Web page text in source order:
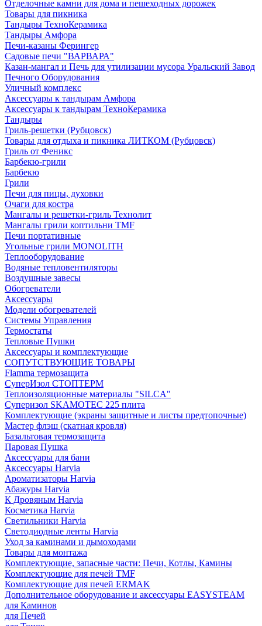
Отделочные камни для дома и пешеходных дорожек
Товары для пикника
Тандыры ТехноКерамика
Тандыры Амфора
Печи-казаны Ферингер
Садовые печи "ВАРВАРА"
Казан-мангал и Печь для утилизации мусора Уральский Завод
Печного Оборудования
Уличный комплекс
Аксессуары к тандырам Амфора
Аксессуары к тандырам ТехноКерамика
Тандыры
Гриль-решетки (Рубцовск)
Товары для отдыха и пикника ЛИТКОМ (Рубцовск)
Гриль от Феникс
Барбекю-грили
Барбекю
Грили
Печи для пицы, духовки
Очаги для костра
Мангалы и решетки-гриль Технолит
Мангалы грили коптильни TMF
Печи портативные
Угольные грили MONOLITH
Теплооборудование
Водяные тепловентиляторы
Воздушные завесы
Обогреватели
Аксессуары
Модели обогревателей
Системы Управления
Термостаты
Тепловые Пушки
Аксессуары и комплектующие
СОПУТСТВУЮЩИЕ ТОВАРЫ
Flamma термозащита
СуперИзол СТОПТЕРМ
Теплоизоляционные материалы "SILCA"
Суперизол SKAMOTEC 225 плита
Комплектующие (экраны защитные и листы предтопочные)
Мастер флэш (скатная кровля)
Базальтовая термозащита
Паровая Пушка
Аксессуары для бани
Аксессуары Harvia
Ароматизаторы Harvia
Абажуры Harvia
К Дровяным Harvia
Косметика Harvia
Светильники Harvia
Светодиодные ленты Harvia
Уход за каминами и дымоходами
Товары для монтажа
Комплектующие, запасные части: Печи, Котлы, Камины
Комплектующие для печей TMF
Комплектующие для печей ERMAK
Дополнительное оборудование и аксессуары EASYSTEAM
для Каминов
для Печей